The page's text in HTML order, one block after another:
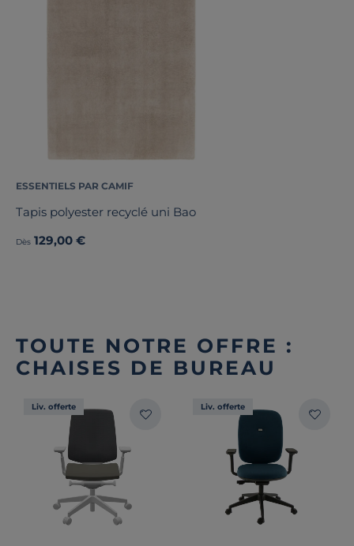
ESSENTIELS PAR CAMIF
Tapis polyester recyclé uni Bao
Dès 129,00 €
TOUTE NOTRE OFFRE :
CHAISES DE BUREAU
Liv. offerte Liv. offerte